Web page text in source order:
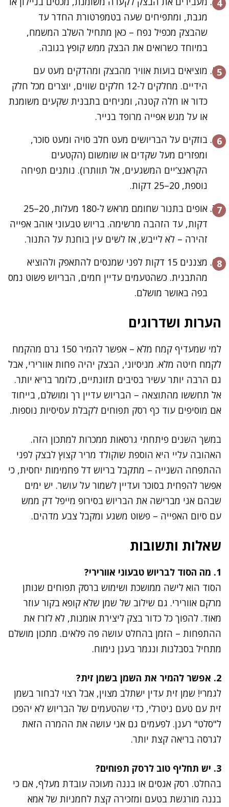
מגבת, ומתפיחים שעה בטמפרטורת החדר עד
שהבצק מכפיל נפח – כאן מתחיל השלב המשמח,
במיוחד כשרואים את הבצק ממש קופץ בגובה.
מוציאים בועות אוויר מהבצק ומהדקים מעט עם
הידיים. מחלקים ל-12 חלקים שווים, יוצרים מכל חלק
כדור או חלה קטנה, ומניחים בתבנית שקעים משומנת
או על מגש אפייה מרופד בנייר.
בוזקים על הבריושים מעט חלב סויה ומעט סוכר,
ומפזרים מעל שקדים או שומשום (הקטעים
הקראנצ’יים המשגעים, אל תוותרו). נותנים תפיחה
נוספת, 20–25 דקות.
אופים בתנור שחומם מראש ל-180 מעלות, 20–25
דקות, עד הזהבה מרשימה. בריוש טבעוני אוהב אפייה
זהירה – לא לייבש, אז לשים עין בוחנת על התנור.
מצננים 15 דקות לפני שמנסים להתאפק ולהוציא
מהתבנית. כשהטעמים עדיין חמים, הבריוש פשוט נמס
בפה באושר מושלם.
הערות ושדרוגים
למי שמעדיף קמח מלא – אפשר להמיר 150 גרם מהקמח
לקמח חיטה מלא. מניסיוני, הבצק יהיה פחות אוורירי, אבל
גם הרבה יותר עשיר בסיבים תזונתיים, כלומר בריא יותר.
אל תחששו מהתוצאה – הבריוש עדיין רך ומושלם, בייחוד
אם מוסיפים עוד כף רסק תפוחים לקבלת עסיסיות נוספות.
במשך השנים פיתחתי גרסאות ממכרות למתכון הזה.
האהובה עליי היא הוספת שוקולד מריר קצוץ לבצק לפני
ההתפחה השנייה – מתקבל בריוש דל פחמימות יחסית, כי
אפשר להפחית בסוכר ועדיין לשמור על עושר. יש ימים
שבהם אני מברישה את הבריוש בסירופ מייפל דק ממש
עם סיום האפייה – פשוט משגע ומקבל צבע מדהים.
שאלות ותשובות
1. מה הסוד לבריוש טבעוני אוורירי?
הסוד הוא לישה ממושכת ושימוש ברסק תפוחים שנותן
מרקם אוורירי. גם שילוב של שמן שלא קופא בקור עוזר
מאוד. להפוך כל כדור בצק ליצירת אומנות, לא לזרז את
ההתפחות – הזמן בהחלט עושה פה פלאים. מתכון מושלם
מתחיל בסבלנות ונגמר בענן נימוח.
2. אפשר להמיר את השמן בשמן זית?
לגמרי! שמן זית עדין ישתלב מצוין, אבל רצוי לבחור בשמן
זית עם טעם ניטרלי, כדי שהטעמים של הבריוש לא יהפכו
ל"סלט" רענן. לפעמים גם אני עושה את ההמרה הזאת
לגרסה בריאה קצת יותר.
3. יש תחליף טוב לרסק תפוחים?
בהחלט. רסק אגסים או בננה מעוכה עובדת מעלף, אם כי
בננה מורגשת בטעם ומזכירה קצת לחמניות של אמא